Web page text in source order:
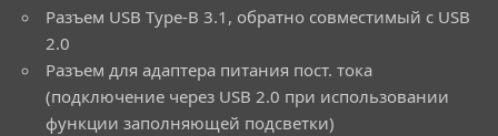
Разъем USB Type-B 3.1, обратно совместимый с USB
2.0
Разъем для адаптера питания пост. тока
(подключение через USB 2.0 при использовании
функции заполняющей подсветки)